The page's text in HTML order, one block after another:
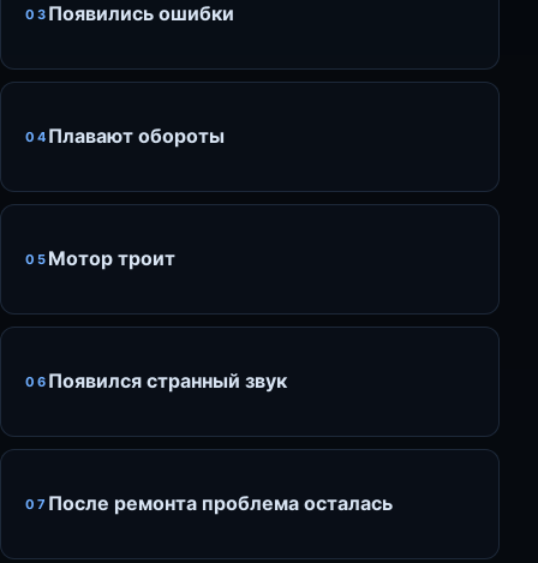
03 Появились ошибки
04 Плавают обороты
05 Мотор троит
06 Появился странный звук
07 После ремонта проблема осталась